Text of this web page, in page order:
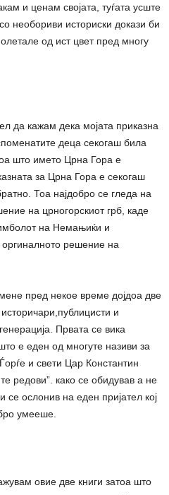
и ценам својата, туѓата усште
необориви историски докази би
од ист цвет пред многу
да кажам дека мојата приказна
деца секогаш била
што името Црна Гора е
за Црна Гора е секогаш
Тоа најдобро се гледа на
на црногорскиот грб, каде
на Немањиќи и
оргиналното решение на
пред некое време дојдоа две
и
Првата се вика
е еден од многуте називи за
и свети Цар Константин
редови”. како се обидував а не
се ослонив на еден пријател кој
умееше.
овие две книги затоа што